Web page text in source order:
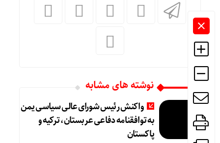
نوشته های مشابه
واکنش رئیس شورای عالی سیاسی یمن
به توافقنامه دفاعی عربستان، ترکیه و
پاکستان